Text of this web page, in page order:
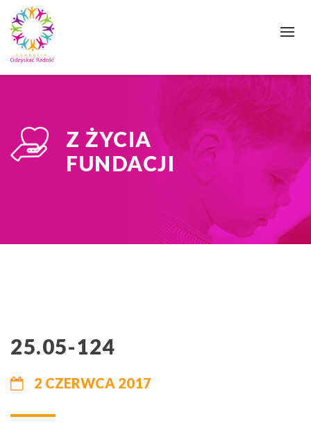
Z ŻYCIA
FUNDACJI
25.05-124
2 CZERWCA 2017